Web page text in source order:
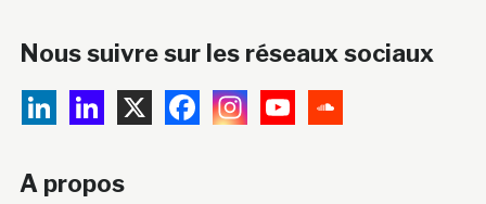
Nous suivre sur les réseaux sociaux
A propos